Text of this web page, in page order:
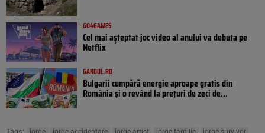
GO4GAMES
Cel mai așteptat joc video al anului va debuta pe
Netflix
GANDUL.RO
Bulgarii cumpără energie aproape gratis din
România și o revând la prețuri de zeci de...